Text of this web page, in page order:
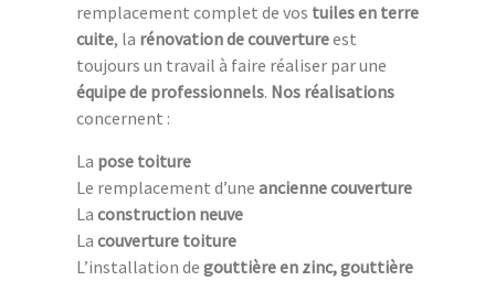
remplacement complet de vos tuiles en terre
cuite, la rénovation de couvertureest
toujours un travail à faire réaliser par une
équipe de professionnels. Nos réalisations
concernent :
La pose toiture
Le remplacement d’une ancienne couverture
La construction neuve
La couverture toiture
L’installation de gouttière en zinc, gouttière